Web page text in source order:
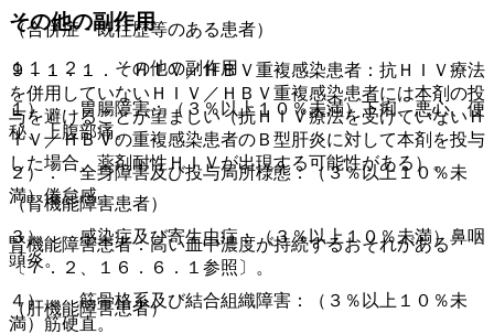
（合併症・既往歴等のある患者）
９．１．１． ＨＩＶ／ＨＢＶ重複感染患者：抗ＨＩＶ療法
を併用していないＨＩＶ／ＨＢＶ重複感染患者には本剤の投
与を避けることが望ましい（抗ＨＩＶ療法を受けていないＨ
ＩＶ／ＨＢＶの重複感染患者のＢ型肝炎に対して本剤を投与
した場合、薬剤耐性ＨＩＶが出現する可能性がある）。
（腎機能障害患者）
腎機能障害患者：高い血中濃度が持続するおそれがある
〔７．２、１６．６．１参照〕。
（肝機能障害患者）
その他の副作用
１１．２． その他の副作用
１）． 胃腸障害：（３％以上１０％未満）下痢、悪心、便
秘、上腹部痛。
２）． 全身障害及び投与局所様態：（３％以上１０％未
満）倦怠感。
３）． 感染症及び寄生虫症：（３％以上１０％未満）鼻咽
頭炎。
４）． 筋骨格系及び結合組織障害：（３％以上１０％未
満）筋硬直。